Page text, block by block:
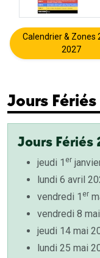
Calendrier & Zones
2027
Jours
Jours Fériés
jeudi 1 er
lundi 6 avril
vendredi 1 er
vendredi 8
jeudi 14 mai
lundi 25 mai